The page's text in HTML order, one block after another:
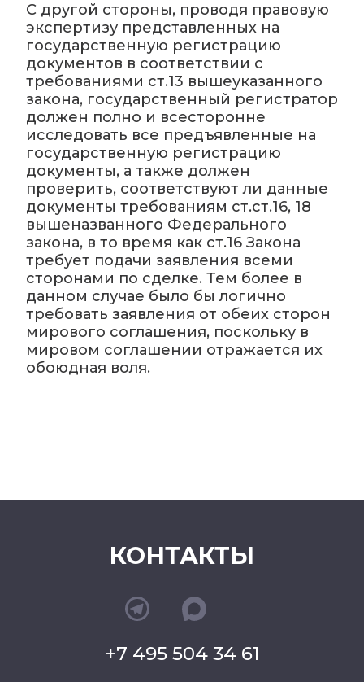
С другой стороны, проводя правовую
экспертизу представленных на
государственную регистрацию
документов в соответствии с
требованиями ст.13 вышеуказанного
закона, государственный регистратор
должен полно и всесторонне
исследовать все предъявленные на
государственную регистрацию
документы, а также должен
проверить, соответствуют ли данные
документы требованиям ст.ст.16, 18
вышеназванного Федерального
закона, в то время как ст.16 Закона
требует подачи заявления всеми
сторонами по сделке. Тем более в
данном случае было бы логично
требовать заявления от обеих сторон
мирового соглашения, поскольку в
мировом соглашении отражается их
обоюдная воля.
КОНТАКТЫ
+7 495 504 34 61